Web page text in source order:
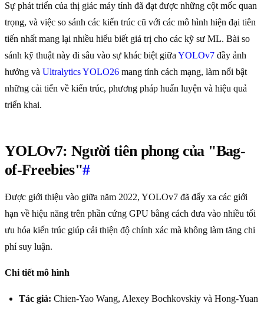
Sự phát triển của thị giác máy tính đã đạt được những cột mốc quan
trọng, và việc so sánh các kiến trúc cũ với các mô hình hiện đại tiên
tiến nhất mang lại nhiều hiểu biết giá trị cho các kỹ sư ML. Bài so
sánh kỹ thuật này đi sâu vào sự khác biệt giữa YOLOv7 đầy ảnh
hưởng và Ultralytics YOLO26 mang tính cách mạng, làm nổi bật
những cải tiến về kiến trúc, phương pháp huấn luyện và hiệu quả
triển khai.
YOLOv7: Người tiên phong của "Bag-
of-Freebies"#
Được giới thiệu vào giữa năm 2022, YOLOv7 đã đẩy xa các giới
hạn về hiệu năng trên phần cứng GPU bằng cách đưa vào nhiều tối
ưu hóa kiến trúc giúp cải thiện độ chính xác mà không làm tăng chi
phí suy luận.
Chi tiết mô hình
Tác giả: Chien-Yao Wang, Alexey Bochkovskiy và Hong-Yuan